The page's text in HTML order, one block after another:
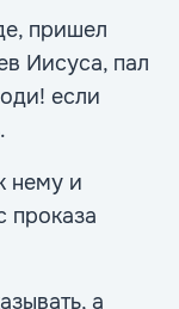
пришел
Иисуса, пал
если
нему и
проказа
а